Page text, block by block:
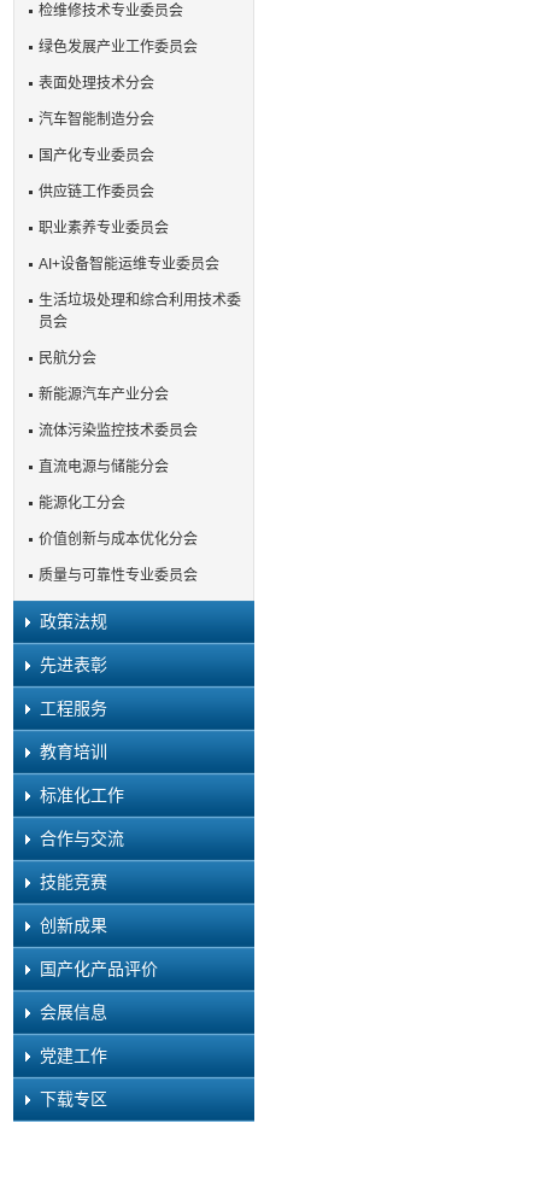
检维修技术专业委员会
绿色发展产业工作委员会
表面处理技术分会
汽车智能制造分会
国产化专业委员会
供应链工作委员会
职业素养专业委员会
AI+设备智能运维专业委员会
生活垃圾处理和综合利用技术委
员会
民航分会
新能源汽车产业分会
流体污染监控技术委员会
直流电源与储能分会
能源化工分会
价值创新与成本优化分会
质量与可靠性专业委员会
政策法规
先进表彰
工程服务
教育培训
标准化工作
合作与交流
技能竞赛
创新成果
国产化产品评价
会展信息
党建工作
下载专区